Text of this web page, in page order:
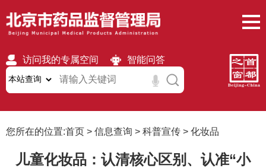
访问我的专属空间 智能问答
无障碍 繁體 移动版
您所在的位置:首页 > 信息查询 > 科普宣传 > 化妆品
儿童化妆品：认清核心区别、认准“小